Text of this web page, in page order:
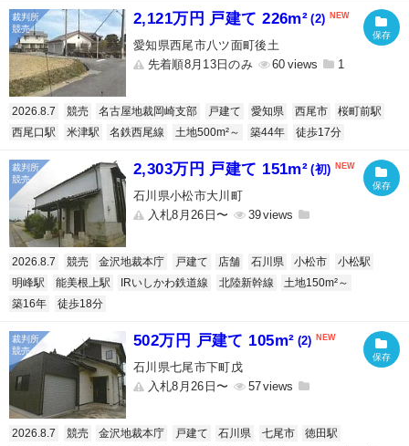
2,121万円 戸建て 226m² (2)
愛知県西尾市八ツ面町後土
先着順8月13日のみ
60 1
2026.8.7 競売 名古屋地裁岡崎支部 戸建て 愛知県 西尾市
桜町前駅
西尾口駅
米津駅 名鉄西尾線 土地500m²～ 築44年 徒歩17分
2,303万円 戸建て 151m² (初)
石川県小松市大川町
入札8月26日〜
39
2026.8.7 競売 金沢地裁本庁 戸建て 店舗 石川県 小松市
小松駅
明峰駅
能美根上駅 IRいしかわ鉄道線 北陸新幹線
土地150m²～
築16年
徒歩18分
502万円 戸建て 105m² (2)
石川県七尾市下町戊
入札8月26日〜
57
2026.8.7 競売 金沢地裁本庁 戸建て 石川県 七尾市
徳田駅